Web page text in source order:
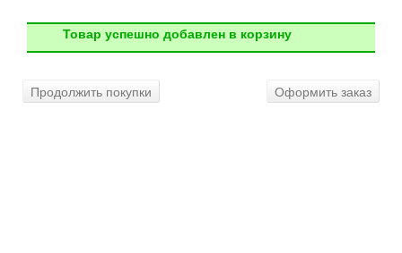
Товар успешно добавлен в корзину